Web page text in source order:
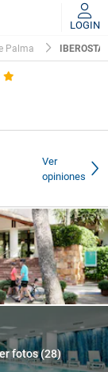
LOGIN
Palma
Ver
opiniones
fotos (28)